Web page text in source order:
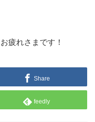
疲れさまです！
Share
feedly